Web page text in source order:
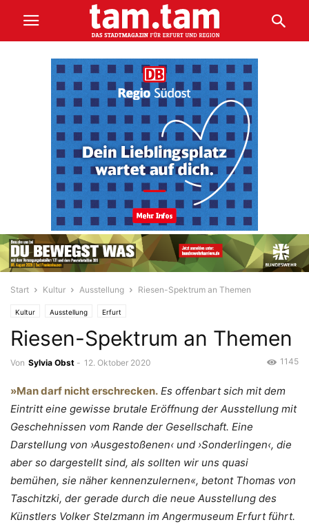
Start Kultur Ausstellung Riesen-Spektrum an Themen
Kultur Ausstellung Erfurt
Riesen-Spektrum an Themen
Von Sylvia Obst - 12. Oktober 2020 1145
»Man darf nicht erschrecken. Es offenbart sich mit dem
Eintritt eine gewisse brutale Eröffnung der Ausstellung mit
Geschehnissen vom Rande der Gesellschaft. Eine
Darstellung von ›Ausgestoßenen‹ und ›Sonderlingen‹, die
aber so dargestellt sind, als sollten wir uns quasi
bemühen, sie näher kennenzulernen«, betont Thomas von
Taschitzki, der gerade durch die neue Ausstellung des
Künstlers Volker Stelzmann im Angermuseum Erfurt führt.